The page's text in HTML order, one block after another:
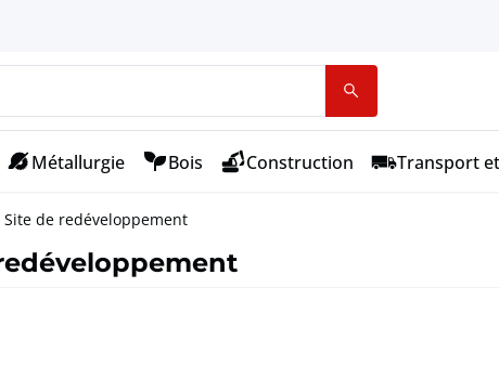
Métallurgie Bois Construction Transport
Site de redéveloppement